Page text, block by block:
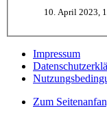
10. April 2023,
Impressum
Zum